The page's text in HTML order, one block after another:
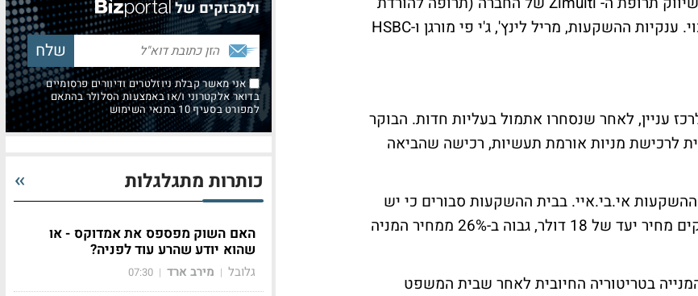
משקל) בטענה כי הסיכון גדול משמעותית מהסיכוי. ענקיות ההשקעות, מריל לינץ', ג'י פי מורגן ו-HSBC
עניין, לאחר שנסחרו אתמול בעליות חדות. הבוקר
לרכישת מניות אורמת תעשיות, רכישה שהביאה
אי.בי.איי. בבית ההשקעות סבורים כי יש
לנצל את ירידות השערים האחרונות במניה ומעניקים מחיר יעד של 18 דולר, גבוה ב-26% ממחיר המניה
בטריטוריה החיובית לאחר שבית המשפט
ולמבזקים של
אני מאשר קבלת ניוזלטרים ודיוורים פרסומיים
בדואר אלקטרוני ו/או באמצעות הסלולר בהתאם
למפורט בסעיף 10 בתנאי השימוש
כותרות מתגלגלות
האם השוק מפספס את אמדוקס - או
שהוא יודע שהרע עוד לפניה?
גלובל | מירב ארד |
07:30